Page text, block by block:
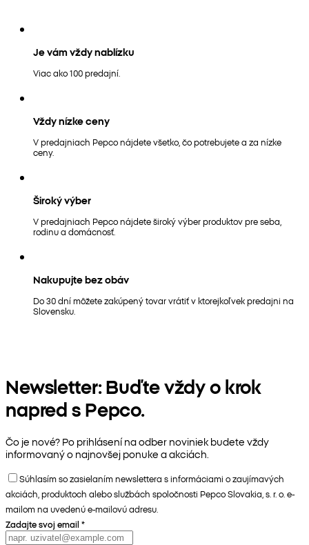
Je vám vždy nablízku
Viac ako 100 predajní.
Vždy nízke ceny
V predajniach Pepco nájdete všetko, čo potrebujete a za nízke
ceny.
Široký výber
V predajniach Pepco nájdete široký výber produktov pre seba,
rodinu a domácnosť.
Nakupujte bez obáv
Do 30 dní môžete zakúpený tovar vrátiť v ktorejkoľvek predajni na
Slovensku.
Newsletter: Buďte vždy o krok
napred s Pepco.
Čo je nové? Po prihlásení na odber noviniek budete vždy
informovaný o najnovšej ponuke a akciách.
Súhlasím so zasielaním newslettera s informáciami o zaujímavých
akciách, produktoch alebo službách spoločnosti Pepco Slovakia, s. r. o. e-
mailom na uvedenú e-mailovú adresu.
Zadajte svoj email *